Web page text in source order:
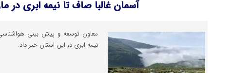
آسمان غالبا صاف تا نیمه ابری در
معاون توسعه و پیش بینی هواشناسی
نیمه ابری در این استان خبر داد.